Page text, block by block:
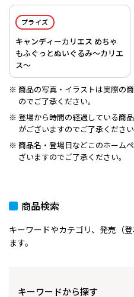
プライズ
キャンディーカリエス めちゃ
もふぐっとぬいぐるみ～カリエ
ス～
商品の写真・イラストは実際の
のでご了承ください。
登場から時間の経過している商
がございますのでご了承ください
商品名・登場日などこのホーム
ざいますのでご了承ください。
商品検索
キーワードやカテゴリ、発売（
ます。
キーワードから探す